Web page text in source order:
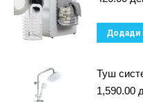
Додади
Туш
1,590.00